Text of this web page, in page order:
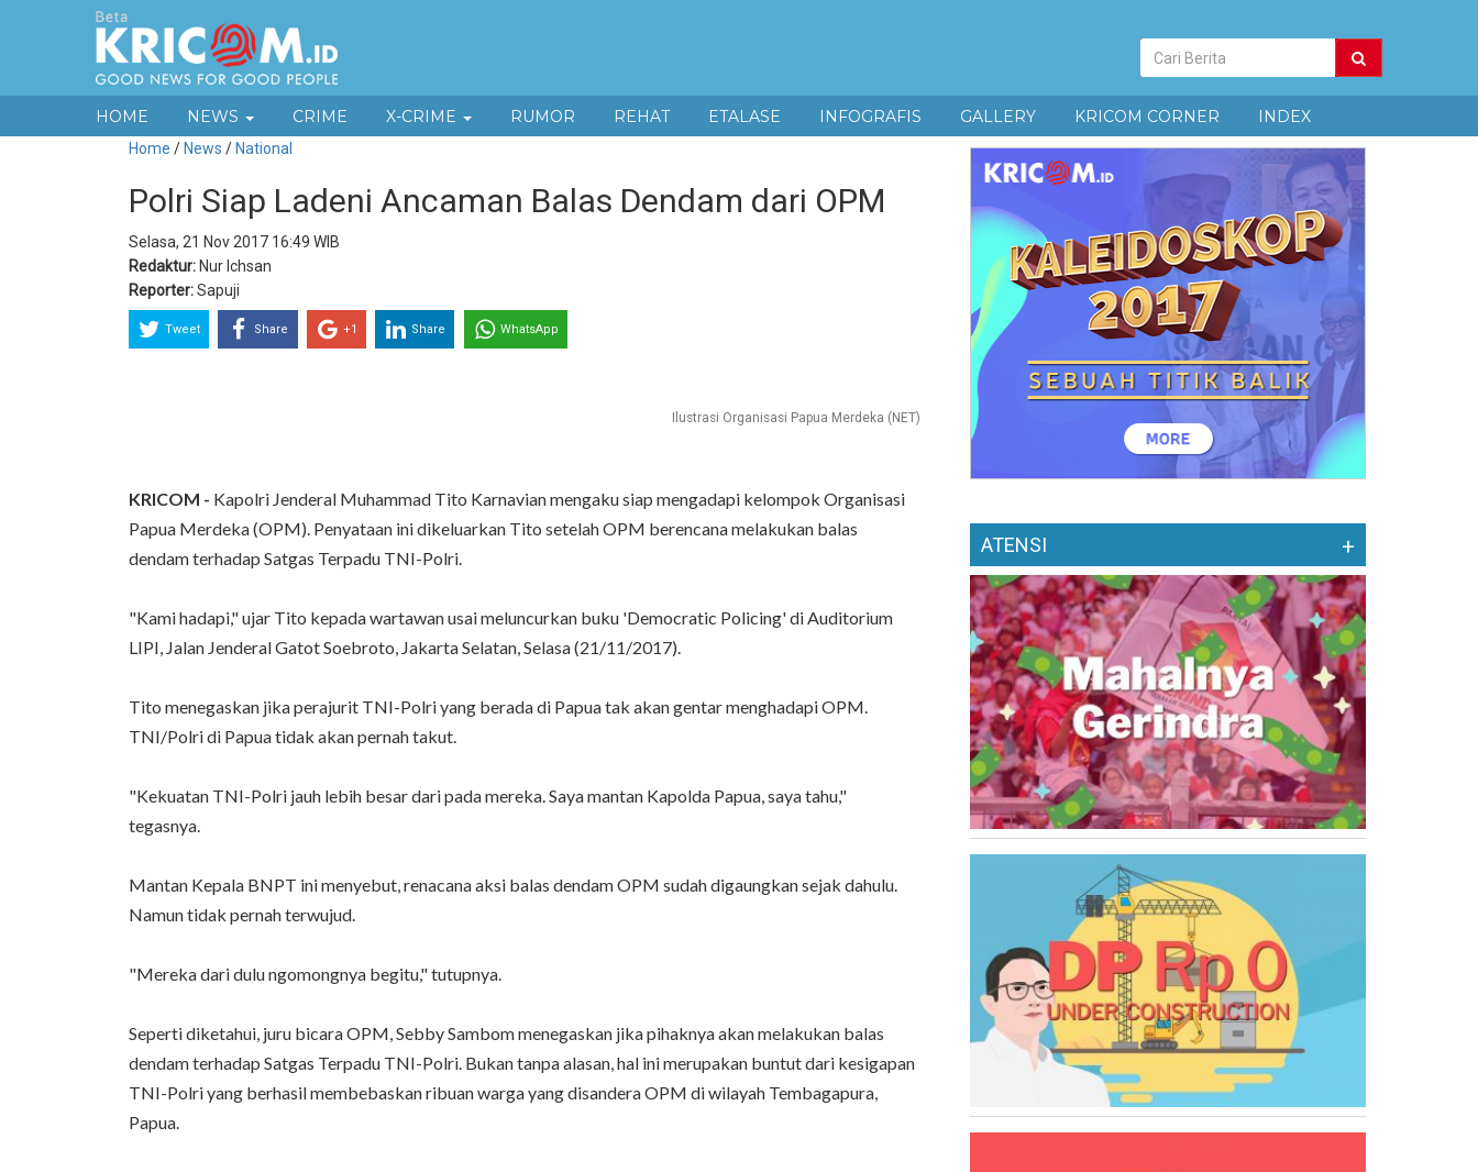
Pencarian
Berita
HOME NEWS CRIME X-CRIME RUMOR REHAT ETALASE INFOGRAFIS GALLERY KRICOM CORNER INDEX
Home / News / National
Polri Siap Ladeni Ancaman Balas Dendam dari OPM
Selasa, 21 Nov 2017 16:49 WIB
Redaktur: Nur Ichsan
Reporter:Sapuji
Tweet Share +1 Share WhatsApp
Ilustrasi Organisasi Papua Merdeka (NET)
KRICOM - Kapolri Jenderal Muhammad Tito Karnavian mengaku siap mengadapi kelompok Organisasi
Papua Merdeka (OPM). Penyataan ini dikeluarkan Tito setelah OPM berencana melakukan balas
dendam terhadap Satgas Terpadu TNI-Polri.
"Kami hadapi," ujar Tito kepada wartawan usai meluncurkan buku 'Democratic Policing' di Auditorium
LIPI, Jalan Jenderal Gatot Soebroto, Jakarta Selatan, Selasa (21/11/2017).
Tito menegaskan jika perajurit TNI-Polri yang berada di Papua tak akan gentar menghadapi OPM.
TNI/Polri di Papua tidak akan pernah takut.
"Kekuatan TNI-Polri jauh lebih besar dari pada mereka. Saya mantan Kapolda Papua, saya tahu,"
tegasnya.
Mantan Kepala BNPT ini menyebut, renacana aksi balas dendam OPM sudah digaungkan sejak dahulu.
Namun tidak pernah terwujud.
"Mereka dari dulu ngomongnya begitu," tutupnya.
Seperti diketahui, juru bicara OPM, Sebby Sambom menegaskan jika pihaknya akan melakukan balas
dendam terhadap Satgas Terpadu TNI-Polri. Bukan tanpa alasan, hal ini merupakan buntut dari kesigapan
TNI-Polri yang berhasil membebaskan ribuan warga yang disandera OPM di wilayah Tembagapura,
Papua.
ATENSI +